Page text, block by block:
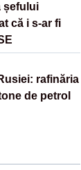
șefului
că i s-ar fi
rafinăria
de petrol